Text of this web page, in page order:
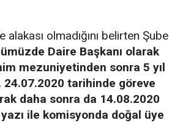
olmadığını belirten Şube
Daire Başkanı olarak
mezuniyetinden sonra 5 yıl
24.07.2020 tarihinde göreve
daha sonra da 14.08.2020
ile komisyonda doğal üye